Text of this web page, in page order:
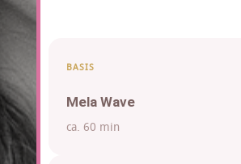
BASIS
Mela Wave
ca. 60 min